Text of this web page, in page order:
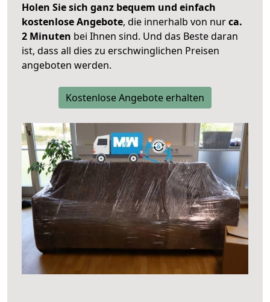
Holen Sie sich ganz bequem und einfach
kostenlose Angebote, die innerhalb von nurca.
2 Minuten bei Ihnen sind. Und das Beste daran
ist, dass all dies zu erschwinglichen Preisen
angeboten werden.
Kostenlose Angebote erhalten